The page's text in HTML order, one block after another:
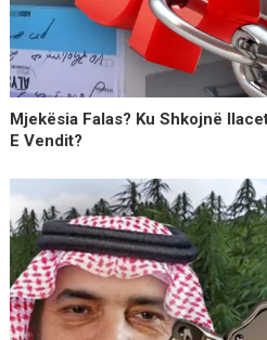
Mjekësia Falas? Ku Shkojnë
E Vendit?